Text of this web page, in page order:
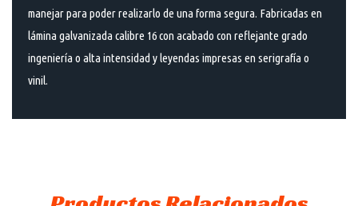
manejar para poder realizarlo de una forma segura. Fabricadas en
lámina galvanizada calibre 16 con acabado con reflejante grado
ingeniería o alta intensidad y leyendas impresas en serigrafía o
vinil.